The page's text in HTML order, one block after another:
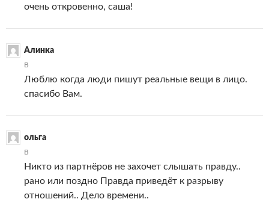
очень откровенно, саша!
Алинка
В
Люблю когда люди пишут реальные вещи в лицо.
спасибо Вам.
ольга
В
Никто из партнёров не захочет слышать правду..
рано или поздно Правда приведёт к разрыву
отношений.. Дело времени..